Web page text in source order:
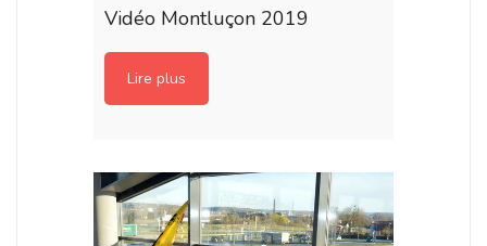
Vidéo Montluçon 2019
Lire plus